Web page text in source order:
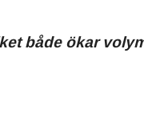
både ökar